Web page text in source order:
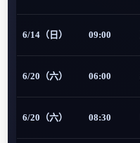
6/14（日） 09:00
6/20（六） 06:00
6/20（六） 08:30